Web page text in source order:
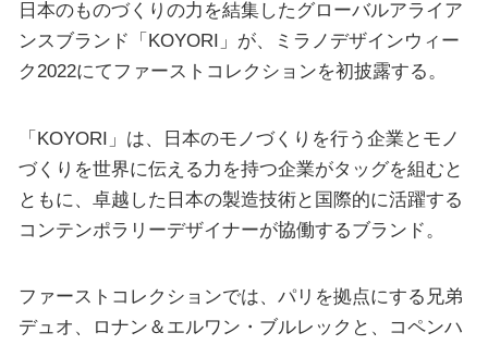
日本のものづくりの力を結集したグローバルアライア
ンスブランド「KOYORI」が、ミラノデザインウィー
ク2022にてファーストコレクションを初披露する。
「KOYORI」は、日本のモノづくりを行う企業とモノ
づくりを世界に伝える力を持つ企業がタッグを組むと
ともに、卓越した日本の製造技術と国際的に活躍する
コンテンポラリーデザイナーが協働するブランド。
ファーストコレクションでは、パリを拠点にする兄弟
デュオ、ロナン＆エルワン・ブルレックと、コペンハ